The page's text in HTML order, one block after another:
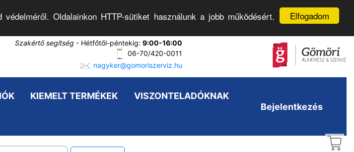
Elfogadom
védelméről. Oldalainkon HTTP-sütiket használunk a jobb működésért.
Szakértő segítség - Hétfőtől-péntekig: 9:00-16:00
06-70/420-0011
nagyker@gomoriszerviz.hu
KIEMELT TERMÉKEK VISZONTELADÓKNAK
Bejelentkezés